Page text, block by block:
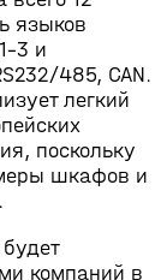
языков
3 и
485, CAN.
легкий
поскольку
шкафов и
компаний в